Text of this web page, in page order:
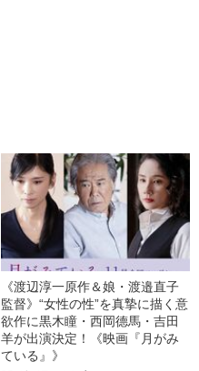
《渡辺淳一原作＆娘・渡邉直子
監督》“女性の性”を真摯に描く意
欲作に黒木瞳・西岡德馬・吉田
羊が出演決定！《映画『月がみ
ている』》